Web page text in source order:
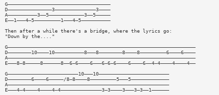
G———————————————————————————————————
D———————————————3——————————————3————
A——————————3——5————————————3——5—————
E——1———4—5—————————1———4—5——————————
Then after a while there's a bridge, where the lyrics go:
"Down by the...."
G————————————————————————————————————————————————————————————————
D————————10————10——————————8———8————————8————8—————————6————6————
A————————————————————————————————————————————————————————————————
E———8—8—————8——————8——6—6————6———6—6—6————6————6——4—4————4————4——
G————————————————————————10———10————————————————————————
D————————6————6—————/8—8————8—————————5———5—————————————
A———————————————————————————————————————————————————————
E———4—4————4————4—4——————————————3—3————3———3—3——1——————